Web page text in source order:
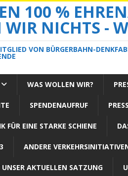
100 %
WIR NICHTS -
VON BÜRGERBAHN-
WAS WOLLEN WIR?
SPENDENAUFRUF
FÜR EINE STARKE SCHIENE
ANDERE
AKTUELLEN SATZUNG